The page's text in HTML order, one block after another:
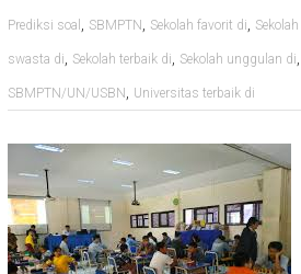
Prediksi soal , SBMPTN , Sekolah favorit di,
swasta di, Sekolah terbaik di, Sekolah unggulan di,
SBMPTN/UN/USBN , Universitas terbaik di